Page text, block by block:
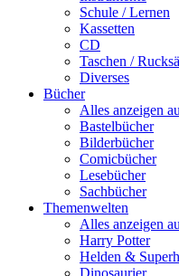
Schule / Lernen
Kassetten
CD
Taschen /
Diverses
Bücher
Alles anzeigen
Bastelbücher
Bilderbücher
Comicbücher
Lesebücher
Sachbücher
Themenwelten
Alles anzeigen
Harry Potter
Helden &
Dinosaurier